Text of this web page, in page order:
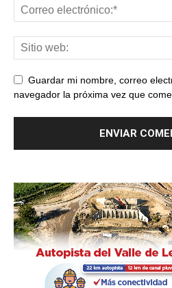
Guardar mi nombre, correo
navegador la próxima vez que